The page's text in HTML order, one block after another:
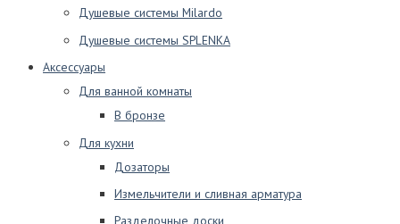
Душевые системы Milardo
Душевые системы SPLENKA
Аксессуары
Для ванной комнаты
В бронзе
Для кухни
Дозаторы
Измельчители и сливная арматура